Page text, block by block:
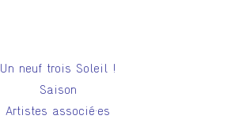
Un neuf trois Soleil !
Saison
Artistes associé·es